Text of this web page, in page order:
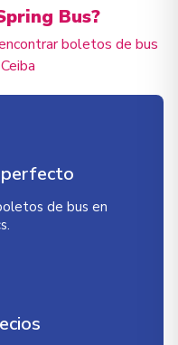
Bus?
boletos de bus
perfecto
de bus en